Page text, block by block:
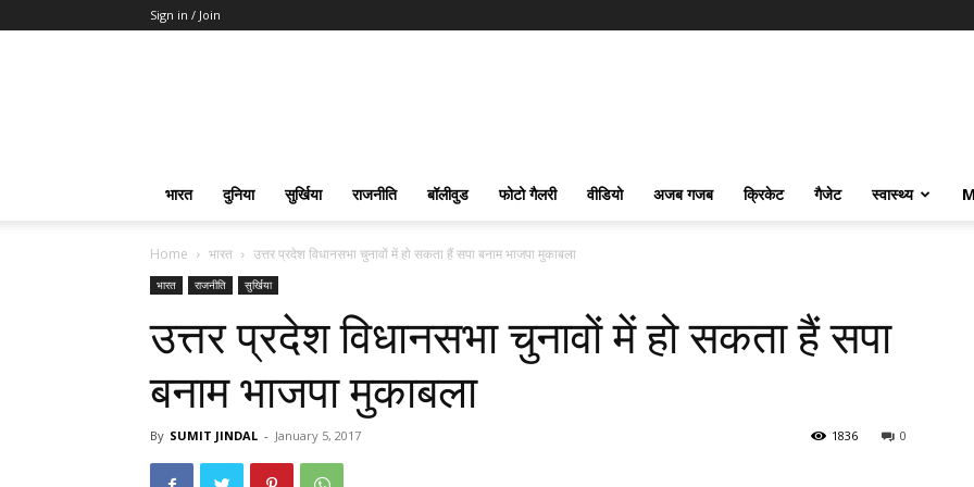
Sign in / Join
भारत दुनिया सुर्खिया राजनीति बॉलीवुड फोटो गैलरी वीडियो अजब गजब क्रिकेट गैजेट स्वास्थ्य
Home भारत उत्तर प्रदेश विधानसभा चुनावों में हो सकता हैं सपा बनाम भाजपा मुकाबला
भारत राजनीति सुर्खिया
उत्तर प्रदेश विधानसभा चुनावों में हो सकता हैं सपा
बनाम भाजपा मुकाबला
By SUMIT JINDAL - January 5, 2017 0
1836